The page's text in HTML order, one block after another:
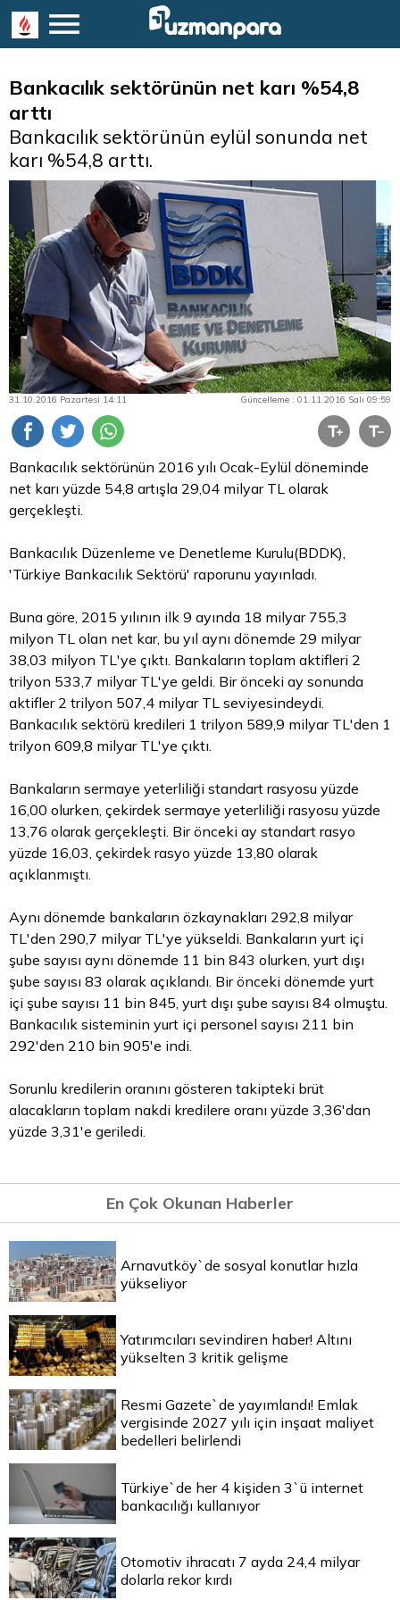
Bankacılık sektörünün net karı %54,8
arttı
Bankacılık sektörünün eylül sonunda net
karı %54,8 arttı.
31.10.2016 Pazartesi 14:11 Güncelleme : 01.11.2016 Salı 09:59
Bankacılık sektörünün 2016 yılı Ocak-Eylül döneminde
net karı yüzde 54,8 artışla 29,04 milyar TL olarak
gerçekleşti.
Bankacılık Düzenleme ve Denetleme Kurulu(BDDK),
'Türkiye Bankacılık Sektörü' raporunu yayınladı.
Buna göre, 2015 yılının ilk 9 ayında 18 milyar 755,3
milyon TL olan net kar, bu yıl aynı dönemde 29 milyar
38,03 milyon TL'ye çıktı. Bankaların toplam aktifleri 2
trilyon 533,7 milyar TL'ye geldi. Bir önceki ay sonunda
aktifler 2 trilyon 507,4 milyar TL seviyesindeydi.
Bankacılık sektörü kredileri 1 trilyon 589,9 milyar TL'den 1
trilyon 609,8 milyar TL'ye çıktı.
Bankaların sermaye yeterliliği standart rasyosu yüzde
16,00 olurken, çekirdek sermaye yeterliliği rasyosu yüzde
13,76 olarak gerçekleşti. Bir önceki ay standart rasyo
yüzde 16,03, çekirdek rasyo yüzde 13,80 olarak
açıklanmıştı.
Aynı dönemde bankaların özkaynakları 292,8 milyar
TL'den 290,7 milyar TL'ye yükseldi. Bankaların yurt içi
şube sayısı aynı dönemde 11 bin 843 olurken, yurt dışı
şube sayısı 83 olarak açıklandı. Bir önceki dönemde yurt
içi şube sayısı 11 bin 845, yurt dışı şube sayısı 84 olmuştu.
Bankacılık sisteminin yurt içi personel sayısı 211 bin
292'den 210 bin 905'e indi.
Sorunlu kredilerin oranını gösteren takipteki brüt
alacakların toplam nakdi kredilere oranı yüzde 3,36'dan
yüzde 3,31'e geriledi.
En Çok Okunan Haberler
Arnavutköy`de sosyal konutlar hızla
yükseliyor
Yatırımcıları sevindiren haber! Altını
yükselten 3 kritik gelişme
Resmi Gazete`de yayımlandı! Emlak
vergisinde 2027 yılı için inşaat maliyet
bedelleri belirlendi
Türkiye`de her 4 kişiden 3`ü internet
bankacılığı kullanıyor
Otomotiv ihracatı 7 ayda 24,4 milyar
dolarla rekor kırdı